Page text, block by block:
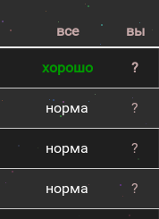
все вы
хорошо ?
норма ?
норма ?
норма ?